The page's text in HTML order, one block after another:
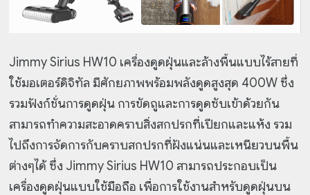
Jimmy Sirius HW10 เครื่องดูดฝุ่นและล้างพื้นแบบไร้สายที่
ใช้มอเตอร์ดิจิทัล มีศักยภาพพร้อมพลังดูดสูงสุด 400W ซึ่ง
รวมฟังก์ชั่นการดูดฝุ่น การขัดถูและการดูดซับเข้าด้วยกัน
สามารถทำความสะอาดคราบสิ่งสกปรกที่เปียกและแห้ง รวม
ไปถึงการจัดการกับคราบสกปรกที่ฝังแน่นและเหนียวบนพื้น
ต่างๆได้ ซึ่ง Jimmy Sirius HW10 สามารถประกอบเป็น
เครื่องดูดฝุ่นแบบใช้มือถือ เพื่อการใช้งานสำหรับดูดฝุ่นบน